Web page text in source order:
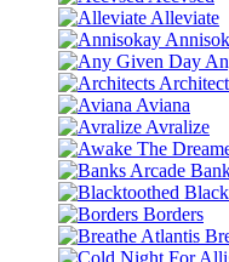
Alleviate
Aviana
Avralize
Borders